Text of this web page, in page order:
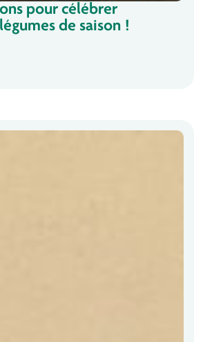
pour célébrer
de saison !